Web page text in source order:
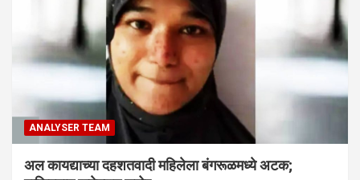
ANALYSER TEAM
अल कायद्याच्या दहशतवादी महिलेला बंगरूळमध्ये अटक;